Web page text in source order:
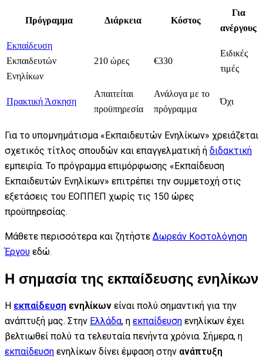
Πρόγραμμα Διάρκεια Κόστος
Για
ανέργους
Εκπαίδευση
Εκπαιδευτών
Ενηλίκων
210 ώρες €330
Ειδικές
τιμές
Πρακτική Άσκηση
Απαιτείται
προϋπηρεσία
Ανάλογα με το
πρόγραμμα
Όχι
Για το υπομνημάτισμα «Εκπαιδευτών Ενηλίκων» χρειάζεται
σχετικός τίτλος σπουδών και επαγγελματική ή διδακτική
εμπειρία. Το πρόγραμμα επιμόρφωσης «Εκπαίδευση
Εκπαιδευτών Ενηλίκων» επιτρέπει την συμμετοχή στις
εξετάσεις του ΕΟΠΠΕΠ χωρίς τις 150 ώρες
προϋπηρεσίας.
Μάθετε περισσότερα και ζητήστε Δωρεάν Κοστολόγηση
Έργου εδώ.
Η σημασία της εκπαίδευσης ενηλίκων
Η εκπαίδευση ενηλίκων είναι πολύ σημαντική για την
ανάπτυξή μας. Στην Ελλάδα, η εκπαίδευση ενηλίκων έχει
βελτιωθεί πολύ τα τελευταία πενήντα χρόνια. Σήμερα, η
εκπαίδευση ενηλίκων δίνει έμφαση στην ανάπτυξη